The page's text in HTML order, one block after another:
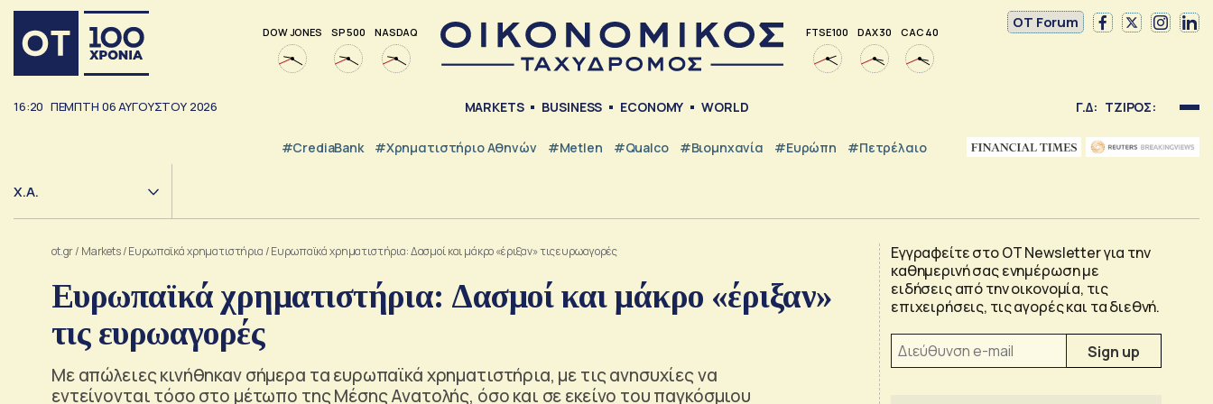
DOW JONES SP 500 NASDAQ FTSE 100 DAX 30 CAC 40
OT Forum
16:20 ΠΕΜΠΤΗ 06ΑΥΓΟΥΣΤΟΥ 2026 MARKETS BUSINESS ECONOMY WORLD Γ.Δ: ΤΖΙΡΟΣ:
#CrediaBank #Χρηματιστήριο Αθηνών #metlen #Qualco #Βιομηχανία #Ευρώπη #Πετρέλαιο
Χ.Α.
ot.gr/ Markets/Ευρωπαϊκά χρηματιστήρια /Ευρωπαϊκά χρηματιστήρια: Δασμοί και μάκρο «έριξαν» τις ευρωαγορές
Ευρωπαϊκά χρηματιστήρια: Δασμοί και μάκρο «έριξαν»
τις ευρωαγορές
Με απώλειες κινήθηκαν σήμερα τα ευρωπαϊκά χρηματιστήρια, με τις ανησυχίες να
εντείνονται τόσο στο μέτωπο της Μέσης Ανατολής, όσο και σε εκείνο του παγκόσμιου
Εγγραφείτε στο OT Newsletter για την
καθημερινή σας ενημέρωση με
ειδήσεις από την οικονομία, τις
επιχειρήσεις, τις αγορές και τα διεθνή.